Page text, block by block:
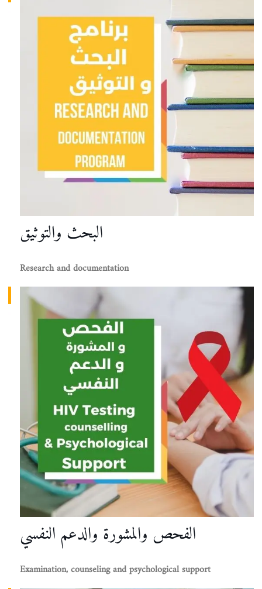
البحث والتوثيق
Research and documentation
الفحص والمشورة والدعم النفسي
Examination, counseling and psychological support